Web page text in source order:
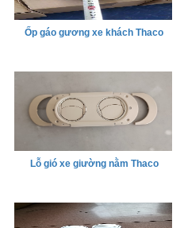
Ốp gáo gương xe khách Thaco
Lỗ gió xe giường nằm Thaco